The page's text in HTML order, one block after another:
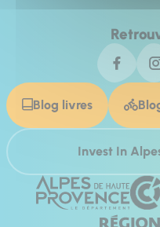
Blog livres
Invest In